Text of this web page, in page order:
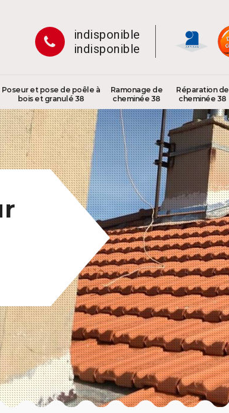
indisponible
indisponible
Poseur et pose de poêle à
bois et granulé 38
Ramonage de
cheminée 38
Réparation de
cheminée 38